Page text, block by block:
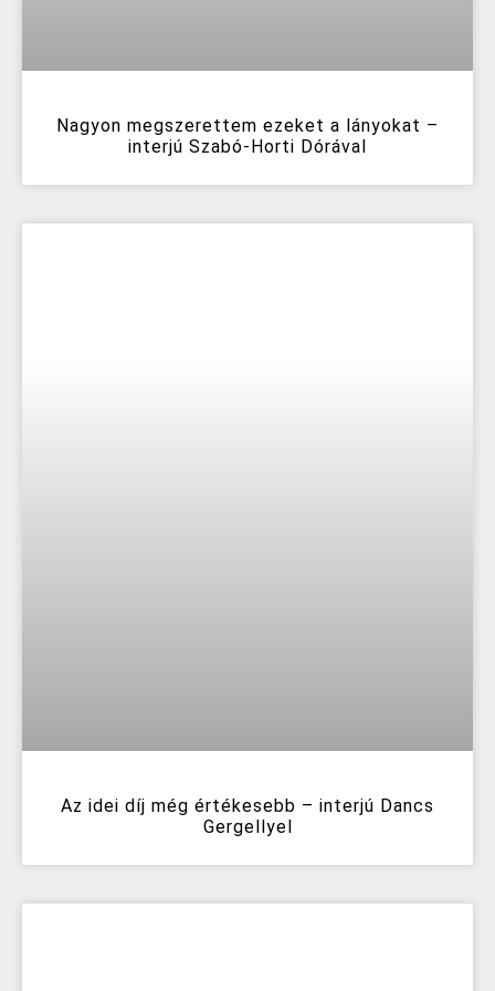
Nagyon megszerettem ezeket a lányokat –
interjú Szabó-Horti Dórával
Az idei díj még értékesebb – interjú Dancs
Gergellyel